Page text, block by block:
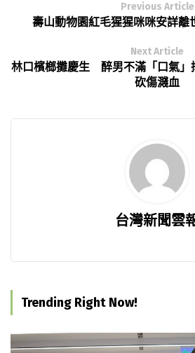
Previous Article
壽山動物園紅毛猩猩咪咪安詳離
Next Article
林口檳榔攤慶生 醉男不滿「口氣」
砍傷濺血
台灣新聞雲
Trending Right Now!